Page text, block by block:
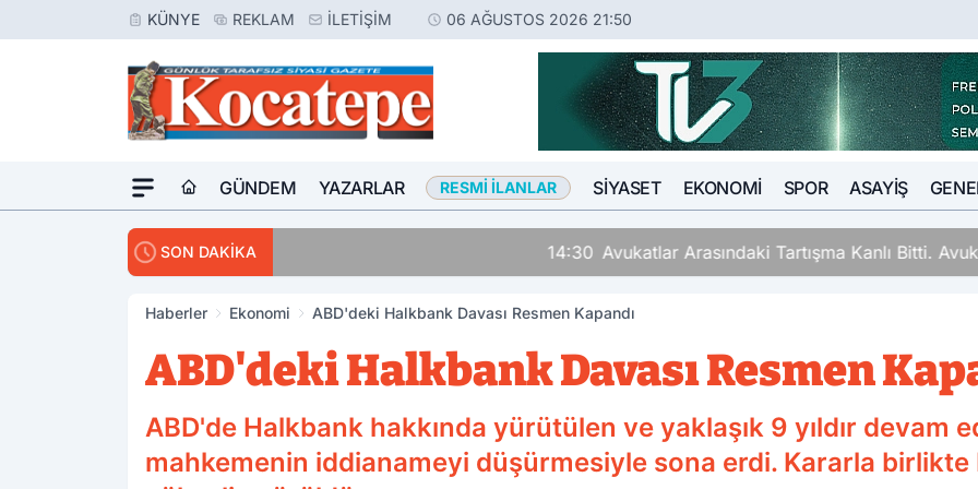
KÜNYE REKLAM İLETIŞIM 06 AĞUSTOS 2026 21:50
GÜNDEM YAZARLAR RESMI İLANLAR SIYASET EKONOMI SPOR ASAYIŞ
SON DAKİKA Avukatlar Arasındaki Tartışma Kanlı Bitti. Avukat Tartıştığı Meslektaşını İki
Haberler Ekonomi ABD'deki Halkbank Davası Resmen Kapandı
ABD'deki Halkbank Davası Resmen
ABD'de Halkbank hakkında yürütülen ve yaklaşık 9 yıldır devam
mahkemenin iddianameyi düşürmesiyle sona erdi. Kararla